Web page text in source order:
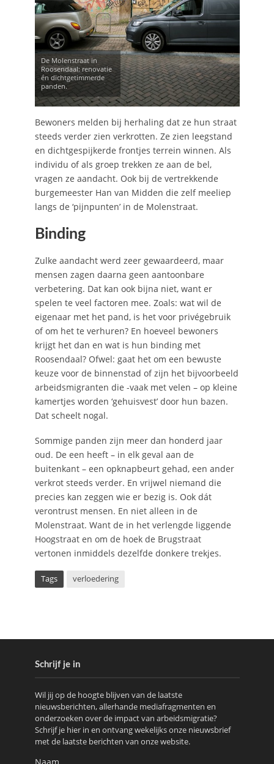
De Molenstraat in
Roosendaal: renovatie
én dichtgetimmerde
panden.
Bewoners melden bij herhaling dat ze hun straat
steeds verder zien verkrotten. Ze zien leegstand
en dichtgespijkerde frontjes terrein winnen. Als
individu of als groep trekken ze aan de bel,
vragen ze aandacht. Ook bij de vertrekkende
burgemeester Han van Midden die zelf meeliep
langs de ‘pijnpunten’ in de Molenstraat.
Binding
Zulke aandacht werd zeer gewaardeerd, maar
mensen zagen daarna geen aantoonbare
verbetering. Dat kan ook bijna niet, want er
spelen te veel factoren mee. Zoals: wat wil de
eigenaar met het pand, is het voor privégebruik
of om het te verhuren? En hoeveel bewoners
krijgt het dan en wat is hun binding met
Roosendaal? Ofwel: gaat het om een bewuste
keuze voor de binnenstad of zijn het bijvoorbeeld
arbeidsmigranten die -vaak met velen – op kleine
kamertjes worden ‘gehuisvest’ door hun bazen.
Dat scheelt nogal.
Sommige panden zijn meer dan honderd jaar
oud. De een heeft – in elk geval aan de
buitenkant – een opknapbeurt gehad, een ander
verkrot steeds verder. En vrijwel niemand die
precies kan zeggen wie er bezig is. Ook dát
verontrust mensen. En niet alleen in de
Molenstraat. Want de in het verlengde liggende
Hoogstraat en om de hoek de Brugstraat
vertonen inmiddels dezelfde donkere trekjes.
Tags verloedering
Schrijf je in
Wil jij op de hoogte blijven van de laatste
nieuwsberichten, allerhande mediafragmenten en
onderzoeken over de impact van arbeidsmigratie?
Schrijf je hier in en ontvang wekelijks onze nieuwsbrief
met de laatste berichten van onze website.